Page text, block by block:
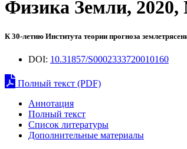
Физика Земли, 2020,
К 30-летию Института теории прогноза
DOI: 10.31857/S0002333720010160
Полный текст (PDF)
Аннотация
Полный текст
Список литературы
Дополнительные материалы